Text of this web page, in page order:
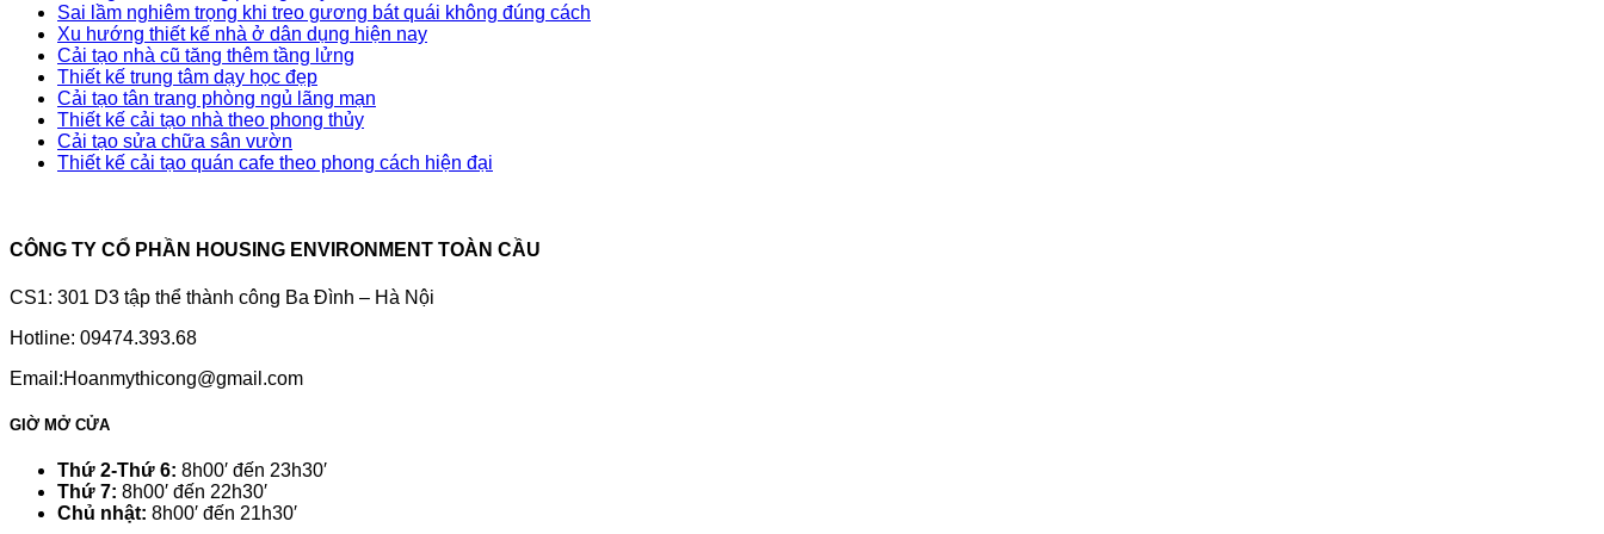
Sai lầm nghiêm trọng khi treo gương bát quái không đúng cách
Xu hướng thiết kế nhà ở dân dụng hiện nay
Cải tạo nhà cũ tăng thêm tầng lửng
Thiết kế trung tâm dạy học đẹp
Cải tạo tân trang phòng ngủ lãng mạn
Thiết kế cải tạo nhà theo phong thủy
Cải tạo sửa chữa sân vườn
Thiết kế cải tạo quán cafe theo phong cách hiện đại
CÔNG TY CỔ PHẦN HOUSING ENVIRONMENT TOÀN CẦU
CS1: 301 D3 tập thể thành công Ba Đình – Hà Nội
Hotline: 09474.393.68
Email:Hoanmythicong@gmail.com
GIỜ MỞ CỬA
Thứ 2-Thứ 6: 8h00′ đến 23h30′
Thứ 7: 8h00′ đến 22h30′
Chủ nhật: 8h00′ đến 21h30′